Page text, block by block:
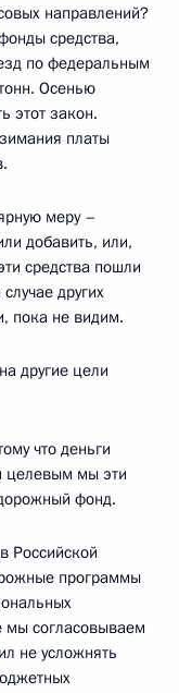
направлений?
средства,
по федеральным
Осенью
этот закон.
платы
меру –
добавить, или,
средства пошли
других
пока не видим.
другие цели
что деньги
целевым мы эти
фонд.
Российской
программы
мы согласовываем
не усложнять